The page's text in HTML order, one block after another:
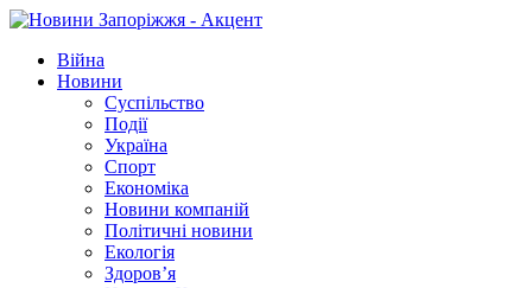
Війна
Новини
Суспільство
Події
Україна
Спорт
Економіка
Новини компаній
Політичні новини
Екологія
Здоров’я